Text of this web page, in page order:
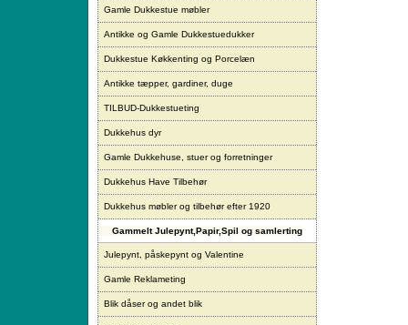
Gamle Dukkestue møbler
Antikke og Gamle Dukkestuedukker
Dukkestue Køkkenting og Porcelæn
Antikke tæpper, gardiner, duge
TILBUD-Dukkestueting
Dukkehus dyr
Gamle Dukkehuse, stuer og forretninger
Dukkehus Have Tilbehør
Dukkehus møbler og tilbehør efter 1920
Gammelt Julepynt,Papir,Spil og samlerting
Julepynt, påskepynt og Valentine
Gamle Reklameting
Blik dåser og andet blik